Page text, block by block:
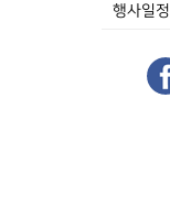
행사일정